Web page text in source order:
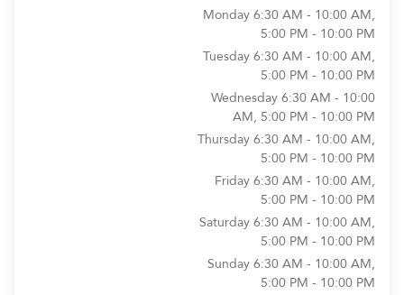
Monday6:30 AM - 10:00 AM,
5:00 PM - 10:00 PM
Tuesday6:30 AM - 10:00 AM,
5:00 PM - 10:00 PM
Wednesday6:30 AM - 10:00
AM, 5:00 PM - 10:00 PM
Thursday6:30 AM - 10:00 AM,
5:00 PM - 10:00 PM
Friday6:30 AM - 10:00 AM,
5:00 PM - 10:00 PM
Saturday6:30 AM - 10:00 AM,
5:00 PM - 10:00 PM
Sunday6:30 AM - 10:00 AM,
5:00 PM - 10:00 PM